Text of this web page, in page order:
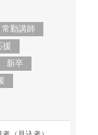
常勤講師
援
新卒